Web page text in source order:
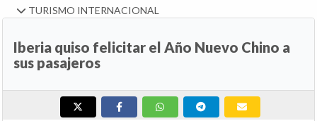
TURISMO INTERNACIONAL
Iberia quiso felicitar el Año Nuevo Chino a
sus pasajeros